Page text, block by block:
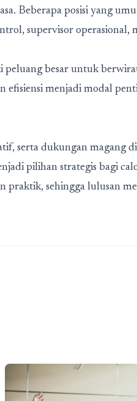
Beberapa posisi yang
supervisor operasional,
besar untuk
efisiensi menjadi modal
serta dukungan magang
pilihan strategis bagi
praktik, sehingga lulusan